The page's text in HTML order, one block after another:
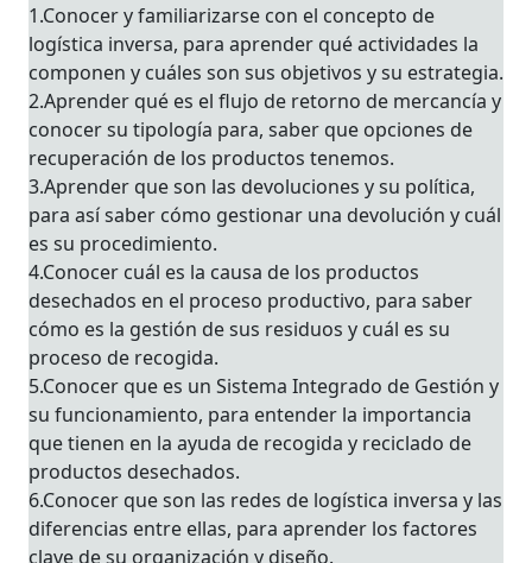
1.Conocer y familiarizarse con el concepto de
logística inversa, para aprender qué actividades la
componen y cuáles son sus objetivos y su estrategia.
2.Aprender qué es el flujo de retorno de mercancía y
conocer su tipología para, saber que opciones de
recuperación de los productos tenemos.
3.Aprender que son las devoluciones y su política,
para así saber cómo gestionar una devolución y cuál
es su procedimiento.
4.Conocer cuál es la causa de los productos
desechados en el proceso productivo, para saber
cómo es la gestión de sus residuos y cuál es su
proceso de recogida.
5.Conocer que es un Sistema Integrado de Gestión y
su funcionamiento, para entender la importancia
que tienen en la ayuda de recogida y reciclado de
productos desechados.
6.Conocer que son las redes de logística inversa y las
diferencias entre ellas, para aprender los factores
clave de su organización y diseño.